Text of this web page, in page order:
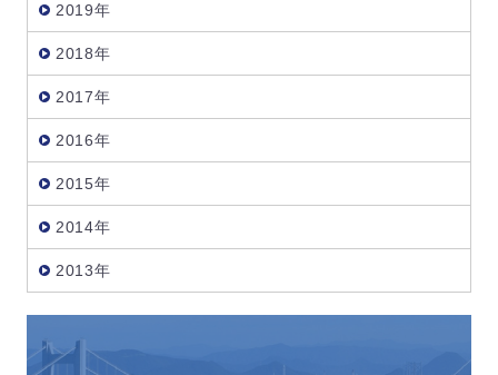
2019年
2018年
2017年
2016年
2015年
2014年
2013年